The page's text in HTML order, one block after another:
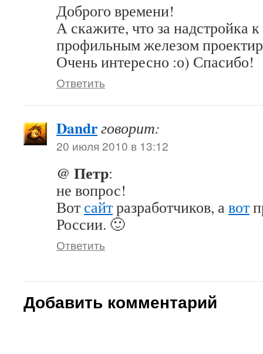
Доброго времени!
А скажите, что за надстройка
профильным железом
Очень интересно :о) Спасибо!
Ответить
Dandrговорит:
20 июля 2010 в 13:12
@ Петр:
не вопрос!
Вот сайтразработчиков, а вот
России. 🙂
Ответить
Добавить комментарий